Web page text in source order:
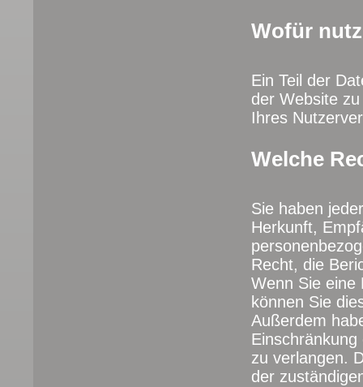
Wofür
Ein Teil der
der Website
Ihres
Welche
Sie haben
Herkunft,
Recht, die
Wenn Sie eine
können Sie
Außerdem
zu verlangen.
der